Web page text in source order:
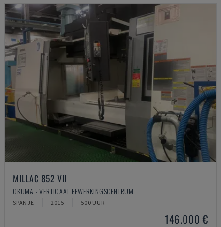
MILLAC 852 VII
OKUMA - VERTICAAL BEWERKINGSCENTRUM
SPANJE 2015 500 UUR
146.000 €